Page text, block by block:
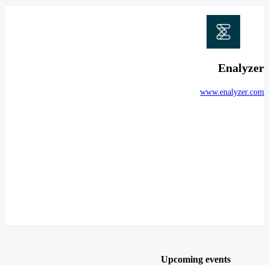
Enalyzer
www.enalyzer.com
Upcoming events